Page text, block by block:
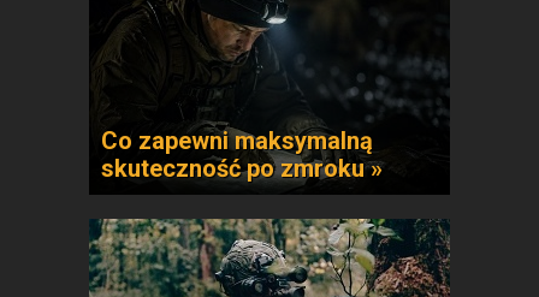
Co zapewni maksymalną
skuteczność po zmroku »